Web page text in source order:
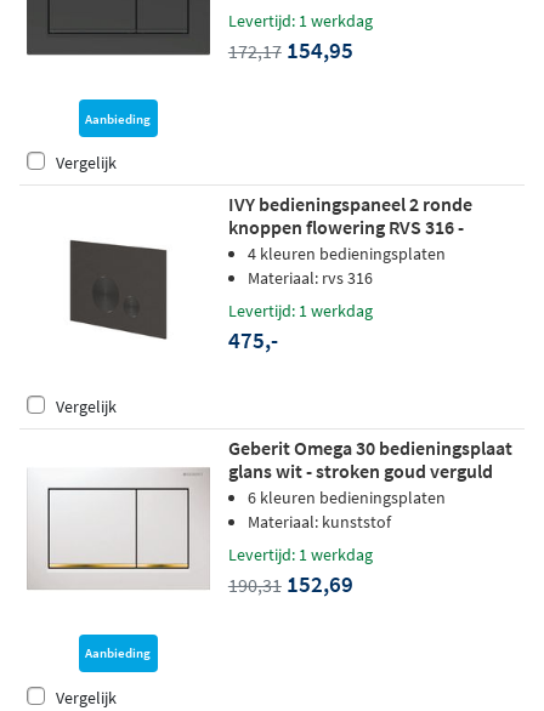
Aanbieding
Levertijd: 1 werkdag
172,17 154,95
Vergelijk
IVY bedieningspaneel 2 ronde
knoppen flowering RVS 316 -
geborsteld carbon black PVD
4 kleuren bedieningsplaten
Materiaal: rvs 316
Levertijd: 1 werkdag
475,-
Vergelijk
Aanbieding
Geberit Omega 30 bedieningsplaat
glans wit - stroken goud verguld
6 kleuren bedieningsplaten
Materiaal: kunststof
Levertijd: 1 werkdag
190,31 152,69
Vergelijk